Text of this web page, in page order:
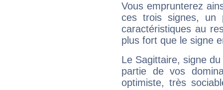
Vous emprunterez
ces trois signes, un
caractéristiques au
plus fort que le signe
Le Sagittaire, signe
partie de vos
optimiste, très